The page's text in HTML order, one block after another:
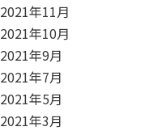
2021年11月
2021年10月
2021年9月
2021年7月
2021年5月
2021年3月